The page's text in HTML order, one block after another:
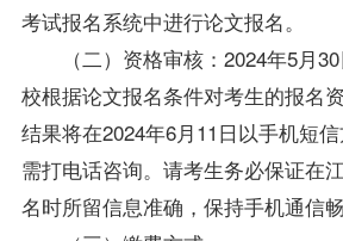
考试报名系统中进行论文报名。
（二）资格审核：2024年5月
校根据论文报名条件对考生的报名
结果将在2024年6月11日以手机短
需打电话咨询。请考生务必保证在
名时所留信息准确，保持手机通信畅